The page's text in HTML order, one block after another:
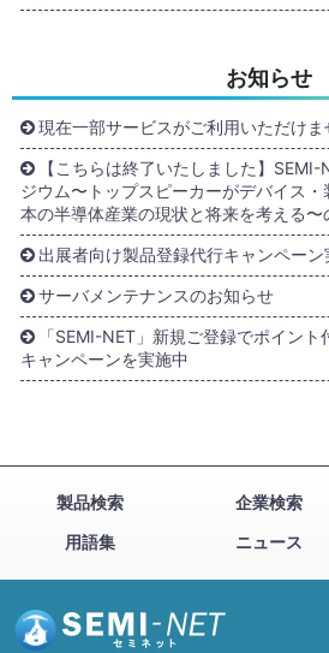
お知らせ
現在一部サービスがご利用いただけま
【こちらは終了いたしました】
ジウム〜トップスピーカーがデバイス
本の半導体産業の現状と将来を考える〜
出展者向け製品登録代行キャンペーン
サーバメンテナンスのお知らせ
「SEMI-NET」新規ご登録でポイン
キャンペーンを実施中
製品検索 企業検索
用語集
ニュース